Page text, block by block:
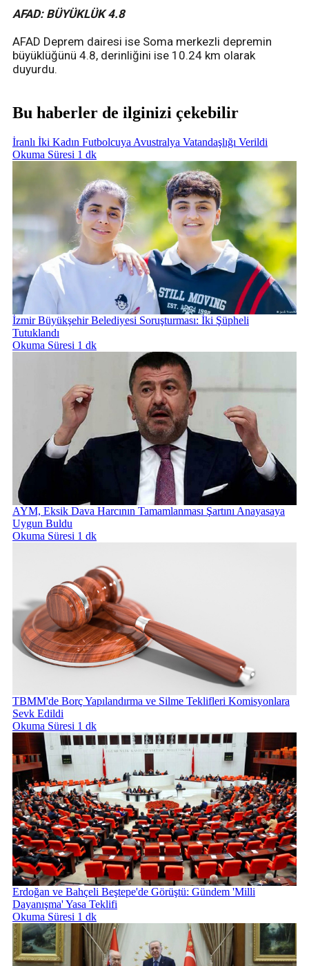
AFAD: BÜYÜKLÜK 4.8
AFAD Deprem dairesi ise Soma merkezli depremin
büyüklüğünü 4.8, derinliğini ise 10.24 km olarak
duyurdu.
Bu haberler de ilginizi çekebilir
İranlı İki Kadın Futbolcuya Avustralya Vatandaşlığı Verildi
Okuma Süresi 1 dk
İzmir Büyükşehir Belediyesi Soruşturması: İki Şüpheli
Tutuklandı
Okuma Süresi 1 dk
AYM, Eksik Dava Harcının Tamamlanması Şartını Anayasaya
Uygun Buldu
Okuma Süresi 1 dk
TBMM'de Borç Yapılandırma ve Silme Teklifleri Komisyonlara
Sevk Edildi
Okuma Süresi 1 dk
Erdoğan ve Bahçeli Beştepe'de Görüştü: Gündem 'Milli
Dayanışma' Yasa Teklifi
Okuma Süresi 1 dk